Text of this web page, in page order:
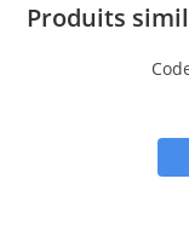
Produits